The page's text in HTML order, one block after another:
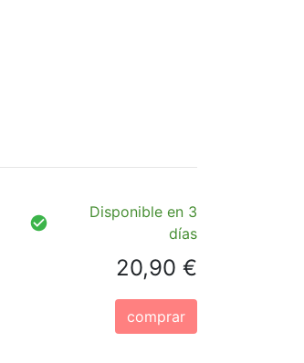
Disponible en 3
días
20,90 €
comprar